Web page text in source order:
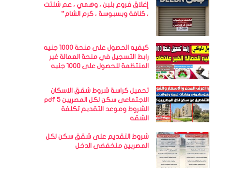
إغلاق فروع بلبن ، وهمي ، عم شلتت
، كنافة وبسبوسة ، كرم الشام”
كيفيه الحصول على منحة 1000 جنيه
رابط التسجيل في منحة العمالة غير
المنتظمة للحصول على 1000 جنيه
تحميل كراسة شروط شقق الاسكان
الاجتماعى سكن لكل المصريين 5 pdf
الشروط وموعد التقديم تكلفة
الشقه
شروط التقديم على شقق سكن لكل
المصريين منخفضى الدخل